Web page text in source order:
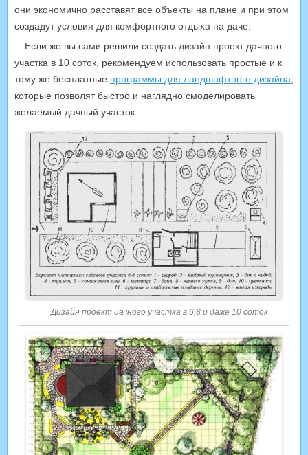
они экономично расставят все объекты на плане и при этом
создадут условия для комфортного отдыха на даче.
Если же вы сами решили создать дизайн проект дачного
участка в 10 соток, рекомендуем использовать простые и к
тому же бесплатные программы для ландшафтного дизайна
которые позволят быстро и наглядно смоделировать
желаемый дачный участок.
Дизайн проект дачного участка в 6,8 и даже 10 соток